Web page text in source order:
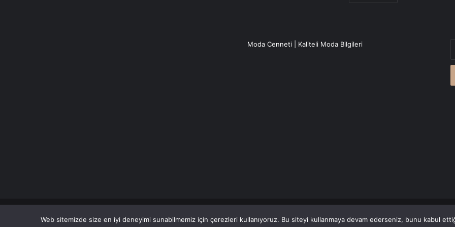
Moda Cenneti | Kaliteli Moda Bilgileri
© Copyright 2026 Her Hakkı Saklıdır. Son DakikaHaberlerCanlı Haber'den alınmaktadır.
Web sitemizde size en iyi deneyimi sunabilmemiz için çerezleri kullanıyoruz. Bu siteyi kullanmaya devam ederseniz, bunu kabul